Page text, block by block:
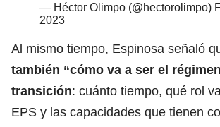
— Héctor Olimpo (@hectorolimpo)
2023
Al mismo tiempo, Espinosa señaló
también “cómo va a ser el
transición: cuánto tiempo, qué rol
EPS y las capacidades que tienen